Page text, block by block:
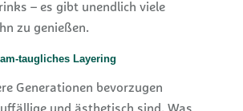
– es gibt unendlich viele
zu genießen.
taugliches Layering
Generationen bevorzugen